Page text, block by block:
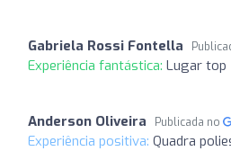
Gabriela Rossi Fontella
Experiência fantástica: Lugar top
Anderson Oliveira Publicada no
Experiência positiva: Quadra